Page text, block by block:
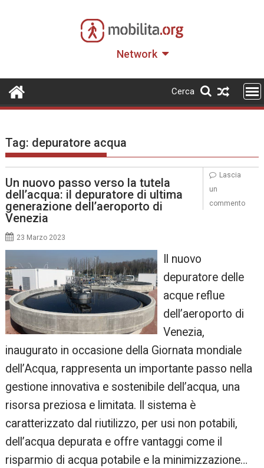
Network
Cerca
Tag: depuratore acqua
Un nuovo passo verso la tutela
dell’acqua: il depuratore di ultima
generazione dell’aeroporto di
Venezia
23 Marzo 2023
Il nuovo
depuratore delle
acque reflue
dell’aeroporto di
Venezia,
inaugurato in occasione della Giornata mondiale
dell’Acqua, rappresenta un importante passo nella
gestione innovativa e sostenibile dell’acqua, una
risorsa preziosa e limitata. Il sistema è
caratterizzato dal riutilizzo, per usi non potabili,
dell’acqua depurata e offre vantaggi come il
risparmio di acqua potabile e la minimizzazione…
Lascia
un
commento